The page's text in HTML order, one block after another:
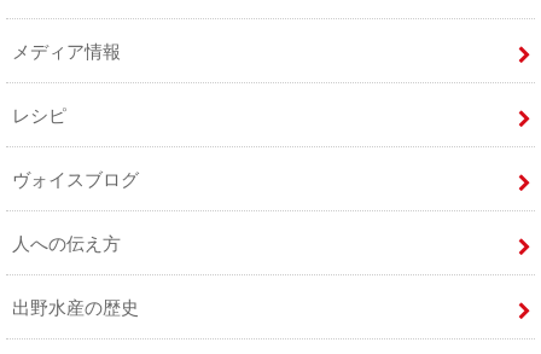
メディア情報
レシピ
ヴォイスブログ
人への伝え方
出野水産の歴史